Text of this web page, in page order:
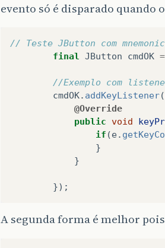
evento só é disparado quando
// Teste JButton com
final
JButton cmdOK =
//Exemplo com
cmdOK. addKeyListener(
@Override
public void
if (e.
}
}
});
A segunda forma é melhor